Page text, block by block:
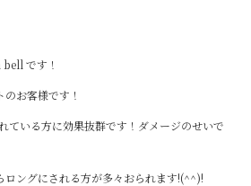
です！
お客様です！
ている方に効果抜群です！ダメージのせいで
ングにされる方が多々おられます!(^^)!